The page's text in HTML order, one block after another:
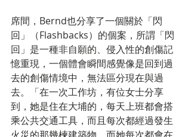
席間，Bernd也分享了一個關於「閃
回」（Flashbacks）的個案，所謂「閃
回」是一種非自願的、侵入性的創傷記
憶重現，一個體會瞬間感覺像是回到過
去的創傷情境中，無法區分現在與過
去。「在一次工作坊，有位女士分享
到，她是住在大埔的，每天上班都會搭
乘公共交通工具，而且每次都經過發生